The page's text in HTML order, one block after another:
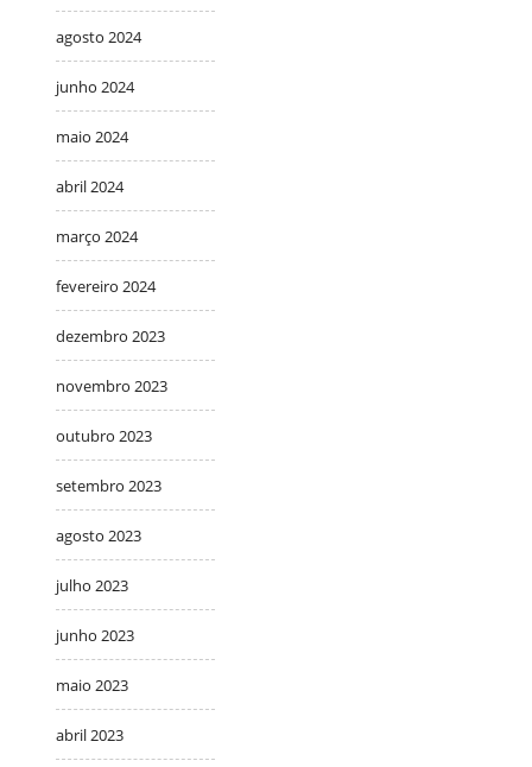
agosto 2024
junho 2024
maio 2024
abril 2024
março 2024
fevereiro 2024
dezembro 2023
novembro 2023
outubro 2023
setembro 2023
agosto 2023
julho 2023
junho 2023
maio 2023
abril 2023